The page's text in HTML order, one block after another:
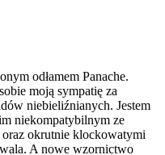
odłamem Panache.
moją sympatię za
niebieliźnianych. Jestem
niekompatybilnym ze
okrutnie klockowatymi
A nowe wzornictwo